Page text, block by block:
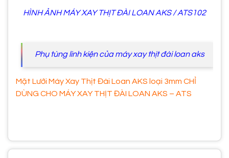
HÌNH ẢNH MÁY XAY THỊT ĐÀI LOAN AKS / ATS102
Phụ tùng linh kiện của máy xay thịt đài loan aks
Mặt Lưới Máy Xay Thịt Đài Loan AKS loại 3mm CHỈ
DÙNG CHO MÁY XAY THỊT ĐÀI LOAN AKS – ATS